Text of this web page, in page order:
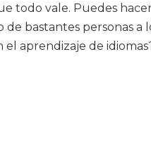
todo vale. Puedes
bastantes personas a
aprendizaje de